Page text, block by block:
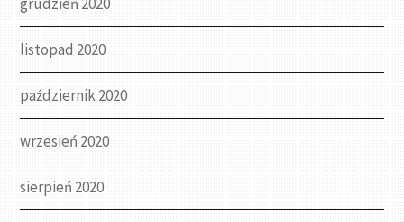
listopad 2020
październik 2020
wrzesień 2020
sierpień 2020